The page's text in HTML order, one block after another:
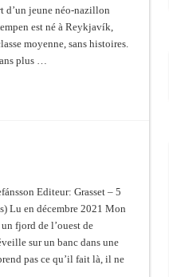
d’un jeune néo-nazillon
est né à Reykjavík,
moyenne, sans histoires.
plus …
Editeur: Grasset – 5
Lu en décembre 2021 Mon
fjord de l’ouest de
sur un banc dans une
pas ce qu’il fait là, il ne